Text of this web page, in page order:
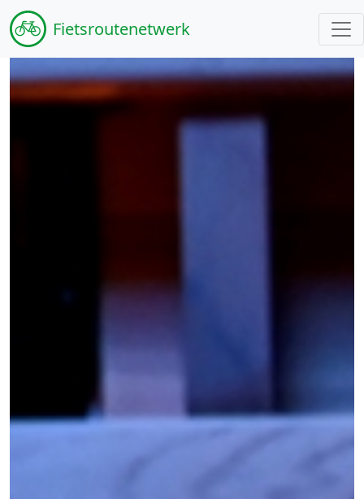
Fietsroutenetwerk